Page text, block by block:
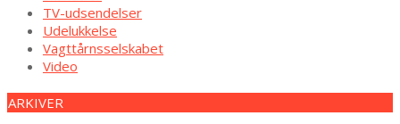
TV-udsendelser
Udelukkelse
Vagttårnsselskabet
Video
ARKIVER